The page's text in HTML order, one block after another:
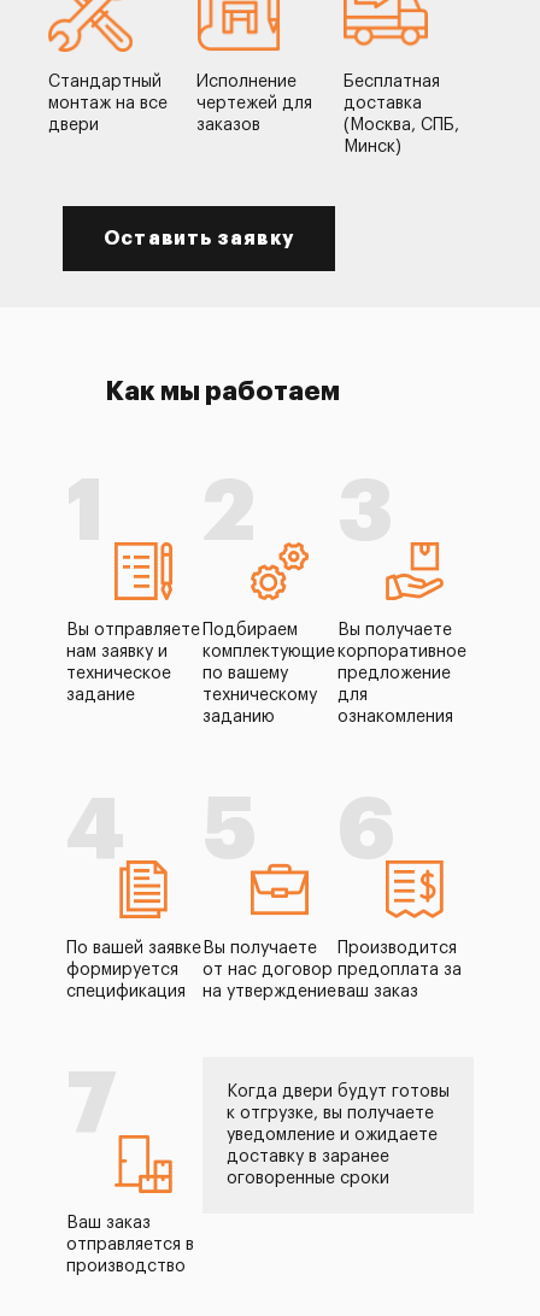
Стандартный
монтаж на все
двери
Исполнение
чертежей для
заказов
Бесплатная
доставка
(Москва, СПБ,
Минск)
Оставить заявку
Как мы работаем
1
Вы отправляете
нам заявку и
техническое
задание
2
Подбираем
комплектующие
по вашему
техническому
заданию
3
Вы получаете
корпоративное
предложение
для
ознакомления
4
По вашей заявке
формируется
спецификация
5
Вы получаете
от нас договор
на утверждение
6
Производится
предоплата за
ваш заказ
7
Ваш заказ
отправляется в
производство
Когда двери будут готовы
к отгрузке, вы получаете
уведомление и ожидаете
доставку в заранее
оговоренные сроки